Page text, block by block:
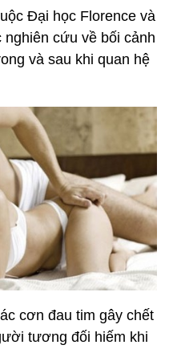
Đại học Florence và
cứu về bối cảnh
và sau khi quan hệ
cơn đau tim gây chết
tương đối hiếm khi